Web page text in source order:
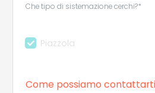
Che tipo di sistemazione cerchi?*
Piazzola
Come possiamo